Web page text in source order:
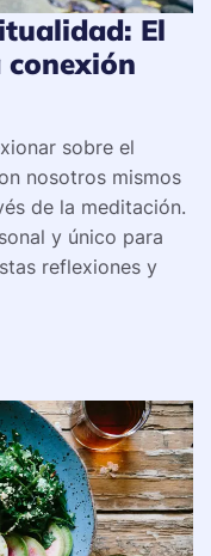
El
sobre el
nosotros mismos
de la meditación.
y único para
reflexiones y